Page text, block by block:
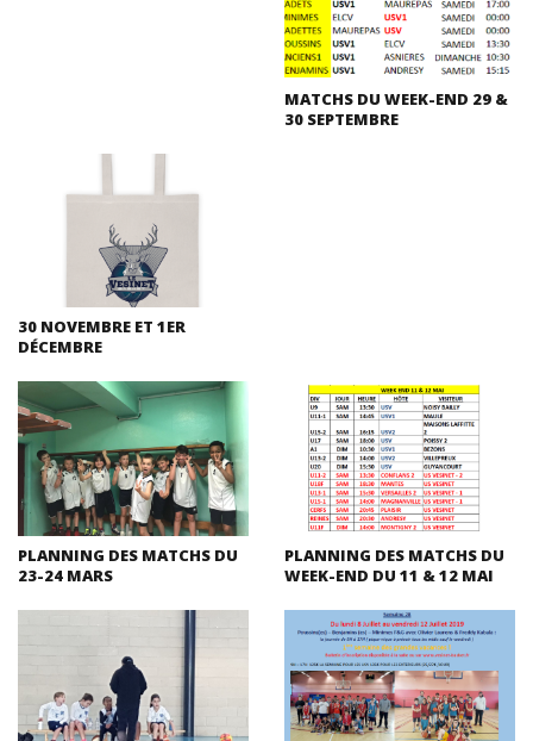
MATCHS DU WEEK-END 29 &
30 SEPTEMBRE
30 NOVEMBRE ET 1ER
DÉCEMBRE
PLANNING DES MATCHS DU
23-24 MARS
PLANNING DES MATCHS DU
WEEK-END DU 11 & 12 MAI